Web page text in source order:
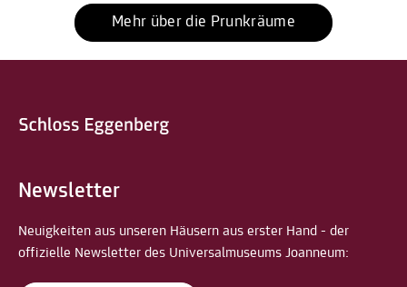
Mehr über die Prunkräume
Newsletter
Neuigkeiten aus unseren Häusern aus erster Hand - der
offizielle Newsletter des Universalmuseums Joanneum: